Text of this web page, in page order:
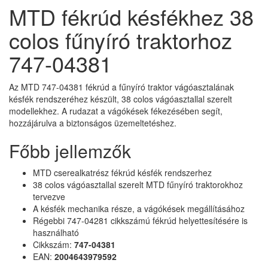
MTD fékrúd késfékhez 38
colos fűnyíró traktorhoz
747-04381
Az MTD 747-04381 fékrúd a fűnyíró traktor vágóasztalának
késfék rendszeréhez készült, 38 colos vágóasztallal szerelt
modellekhez. A rudazat a vágókések fékezésében segít,
hozzájárulva a biztonságos üzemeltetéshez.
Főbb jellemzők
MTD cserealkatrész fékrúd késfék rendszerhez
38 colos vágóasztallal szerelt MTD fűnyíró traktorokhoz
tervezve
A késfék mechanika része, a vágókések megállításához
Régebbi 747-04281 cikkszámú fékrúd helyettesítésére is
használható
Cikkszám: 747-04381
EAN: 2004643979592